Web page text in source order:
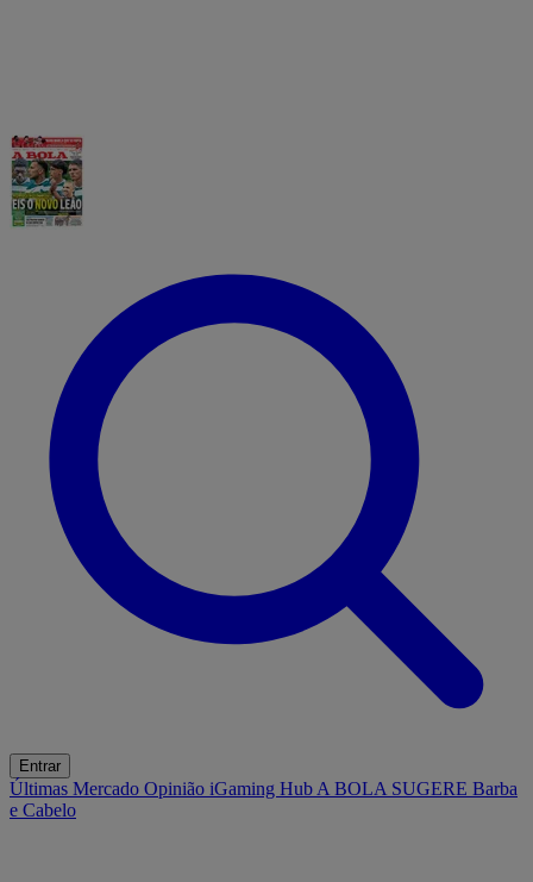
Entrar
Últimas Mercado Opinião iGaming Hub A BOLA SUGERE Barba
e Cabelo